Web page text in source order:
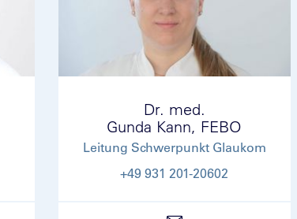
Dr. med.
Gunda Kann, FEBO
Leitung Schwerpunkt Glaukom
+49 931 201-20602